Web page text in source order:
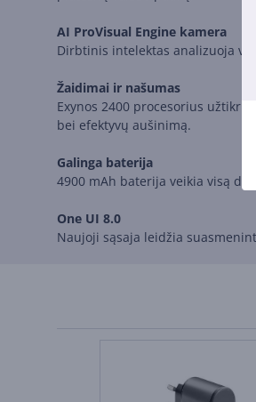
AI ProVisual Engine kamera
Dirbtinis intelektas analizuoja
Žaidimai ir našumas
Exynos 2400 procesorius
bei efektyvų aušinimą.
Galinga baterija
4900 mAh baterija veikia visą
One UI 8.0
Naujoji sąsaja leidžia